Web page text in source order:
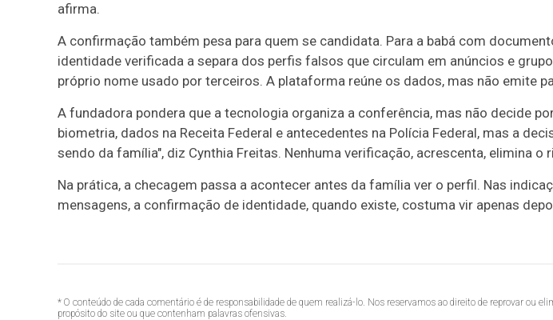
afirma.
A confirmação também pesa para quem se candidata. Para a babá com
identidade verificada a separa dos perfis falsos que circulam em anúncios e
próprio nome usado por terceiros. A plataforma reúne os dados, mas não emite
A fundadora pondera que a tecnologia organiza a conferência, mas não decide
biometria, dados na Receita Federal e antecedentes na Polícia Federal, mas a
sendo da família", diz Cynthia Freitas. Nenhuma verificação, acrescenta, elimina o
Na prática, a checagem passa a acontecer antes da família ver o perfil. Nas
mensagens, a confirmação de identidade, quando existe, costuma vir apenas
* O conteúdo de cada comentário é de responsabilidade de quem realizá-lo. Nos reservamos ao direito de reprovar ou
propósito do site ou que contenham palavras ofensivas.